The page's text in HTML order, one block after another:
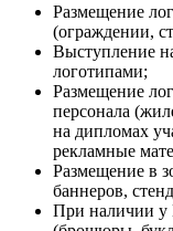
Размещение
(ограждении,
Выступление
логотипами;
Размещение
персонала
на дипломах
рекламные
Размещение в
баннеров,
При наличии у